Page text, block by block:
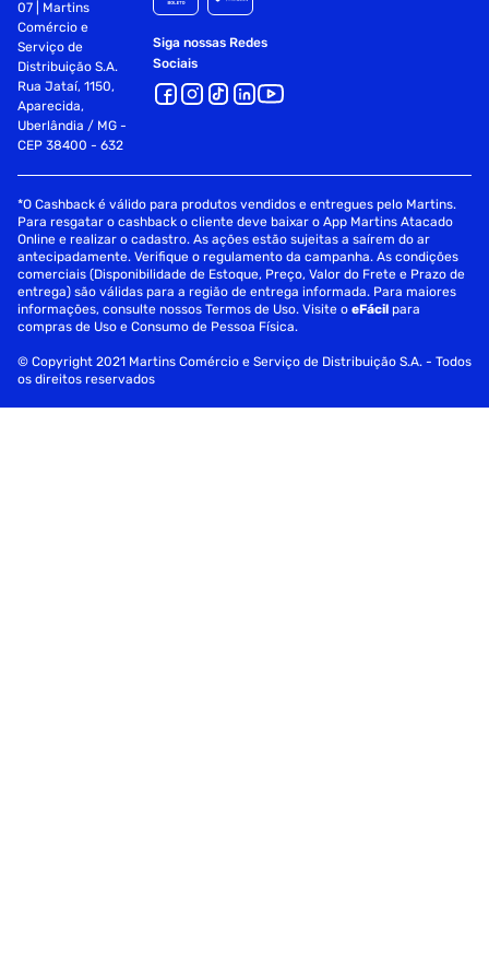
07 | Martins
Comércio e
Serviço de
Distribuição S.A.
Rua Jataí, 1150,
Aparecida,
Uberlândia / MG -
CEP 38400 - 632
Siga nossas Redes
Sociais
*O Cashback é válido para produtos vendidos e entregues pelo Martins.
Para resgatar o cashback o cliente deve baixar o App Martins Atacado
Online e realizar o cadastro. As ações estão sujeitas a saírem do ar
antecipadamente. Verifique o regulamento da campanha. As condições
comerciais (Disponibilidade de Estoque, Preço, Valor do Frete e Prazo de
entrega) são válidas para a região de entrega informada. Para maiores
informações, consulte nossos Termos de Uso. Visite oeFácil para
compras de Uso e Consumo de Pessoa Física.
© Copyright 2021 Martins Comércio e Serviço de Distribuição S.A. - Todos
os direitos reservados